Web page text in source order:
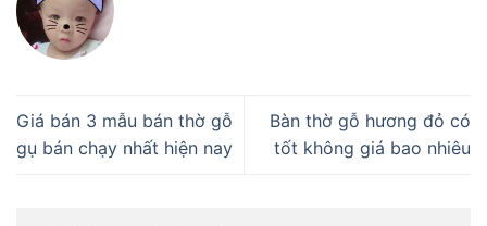
Giá bán 3 mẫu bán thờ gỗ
gụ bán chạy nhất hiện nay
Bàn thờ gỗ hương đỏ có
tốt không giá bao nhiêu